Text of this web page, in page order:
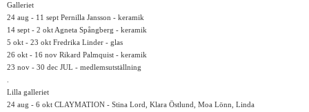
Galleriet
24 aug - 11 sept Pernilla Jansson - keramik
14 sept - 2 okt Agneta Spångberg - keramik
5 okt - 23 okt Fredrika Linder - glas
26 okt - 16 nov Rikard Palmquist - keramik
23 nov - 30 dec JUL - medlemsutställning
Lilla galleriet
24 aug - 6 okt CLAYMATION - Stina Lord, Klara Östlund, Moa Lönn, Linda